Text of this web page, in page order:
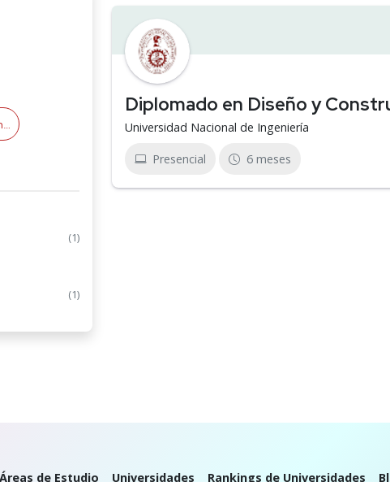
(1)
(1)
Diplomado en Diseño y
Universidad Nacional de Ingeniería
Presencial 6 meses
Áreas de Estudio Universidades Rankings de Universidades